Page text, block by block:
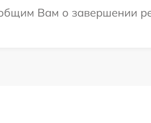
Вам о завершении